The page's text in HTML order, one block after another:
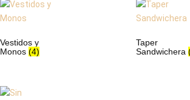
Vestidos y
Monos (4)
Taper
Sandwichera